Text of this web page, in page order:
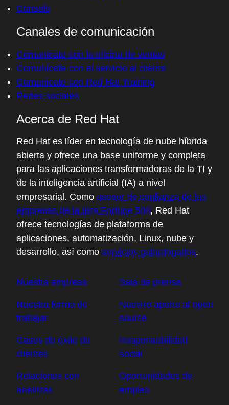
Console
Canales de comunicación
Comunícate con la oficina de ventas
Comunícate con el servicio al cliente
Comunícate con Red Hat Training
Redes sociales
Acerca de Red Hat
Red Hat es líder en tecnología de nube híbrida
abierta y ofrece una base uniforme y completa
para las aplicaciones transformadoras de la TI y
de la inteligencia artificial (IA) a nivel
empresarial. Como asesor de confianza de las
empresas de la lista Fortune 500, Red Hat
ofrece tecnologías de plataforma de
aplicaciones, automatización, Linux, nube y
desarrollo, así como servicios galardonados.
Nuestra empresa
Nuestra forma de
trabajar
Casos de éxito de
clientes
Relaciones con
analistas
Sala de prensa
Nuestro aporte al open
source
Responsabilidad
social
Oportunidades de
empleo